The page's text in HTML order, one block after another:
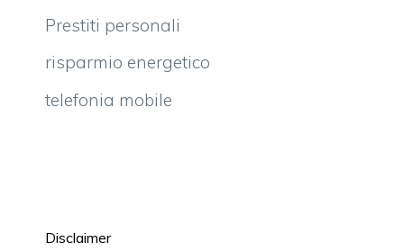
Prestiti personali
risparmio energetico
telefonia mobile
Disclaimer